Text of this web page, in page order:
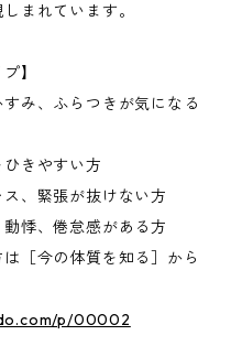
まれています。
】
み、ふらつきが気になる
きやすい方
、緊張が抜けない方
悸、倦怠感がある方
［今の体質を知る］から
p/00002